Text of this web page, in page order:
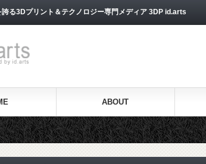
誇る3Dプリント＆テクノロジー専門メディア 3DP id.arts
ABOUT